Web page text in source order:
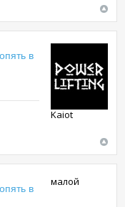
в
Kaiot
в
малой